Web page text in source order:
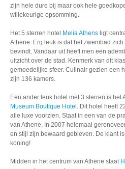
zijn hele dure bij maar ook hele
willekeurige opsomming.
Het 5 sterren hotel Melia Athens ligt
Athene. Erg leuk is dat het zwembad
bevindt. Vandaar uit heeft men een
uitzicht over de stad. Kenmerk van dit
gemoedelijke sfeer. Culinair gezien een
zijn 136 kamers.
Een ander leuk hotel met 3 sterren is het
Museum Boutique Hotel . Dit hotel heeft
alle luxe voorzien. Staat in een van de
van Athene. In 2007 helemaal
en stijl zijn bewaard gebleven. De klant
koning!
Midden in het centrum van Athene staat